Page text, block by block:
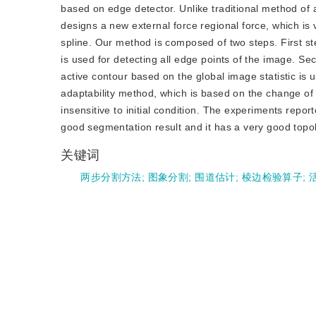
based on edge detector. Unlike traditional method
designs a new external force regional force, which
spline. Our method is composed of two steps. First
is used for detecting all edge points of the image.
active contour based on the global image statistic is
adaptability method, which is based on the change
insensitive to initial condition. The experiments
good segmentation result and it has a very good
关键词
两步分割方法; 图象分割 ; 围道估计; 棱边检验算子;